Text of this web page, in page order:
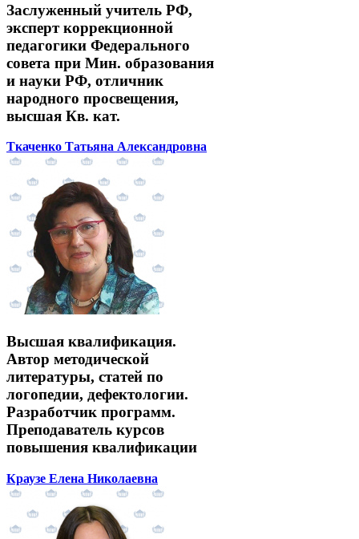
Заслуженный учитель РФ,
эксперт коррекционной
педагогики Федерального
совета при Мин. образования
и науки РФ, отличник
народного просвещения,
высшая Кв. кат.
Ткаченко Татьяна Александровна
Высшая квалификация.
Автор методической
литературы, статей по
логопедии, дефектологии.
Разработчик программ.
Преподаватель курсов
повышения квалификации
Краузе Елена Николаевна